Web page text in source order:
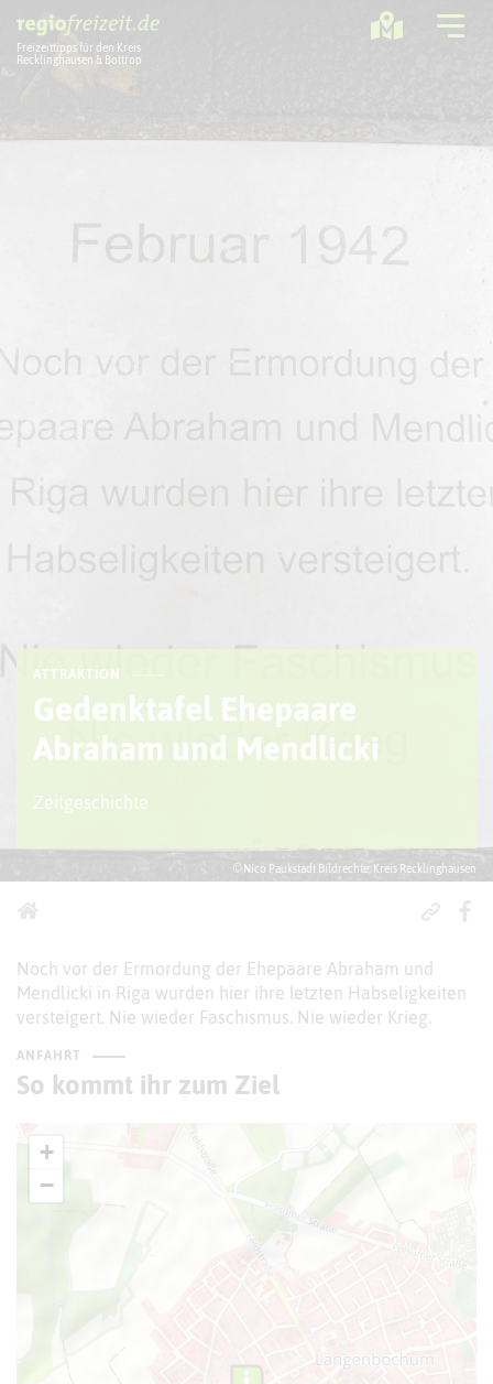
Freizeittipps für den Kreis
Recklinghausen & Bottrop
© Nico Paukstadt Bildrechte: Kreis Recklinghausen
ATTRAKTION
Gedenktafel Ehepaare
Abraham und Mendlicki
Zeitgeschichte
Noch vor der Ermordung der Ehepaare Abraham und
Mendlicki in Riga wurden hier ihre letzten Habseligkeiten
versteigert. Nie wieder Faschismus. Nie wieder Krieg.
ANFAHRT
So kommt ihr zum Ziel
+
−